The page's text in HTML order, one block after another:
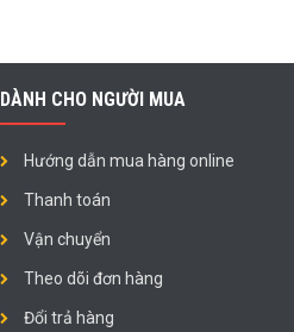
DÀNH CHO NGƯỜI MUA
Hướng dẫn mua hàng online
Thanh toán
Vận chuyển
Theo dõi đơn hàng
Đổi trả hàng